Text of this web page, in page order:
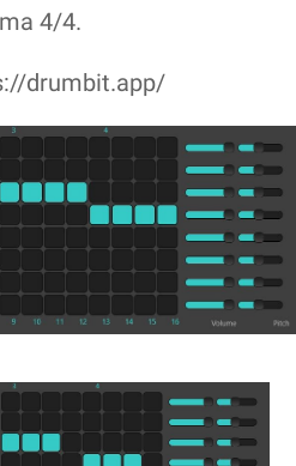
4/4.
drumbit.app/